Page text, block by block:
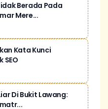
Berada Pada
Mere...
Kata Kunci
SEO
Di Bukit Lawang: